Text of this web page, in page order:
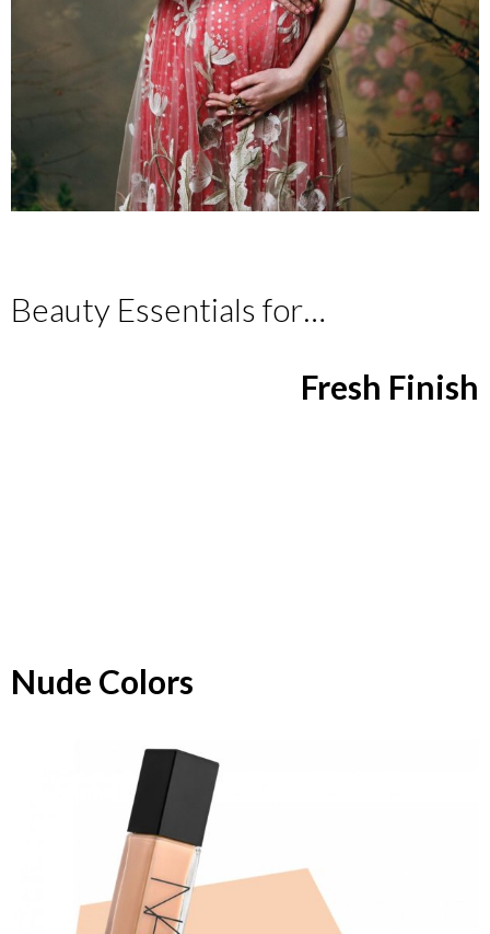
Beauty Essentials for…
Fresh Finish
Nude Colors